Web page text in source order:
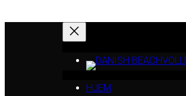
HJEM